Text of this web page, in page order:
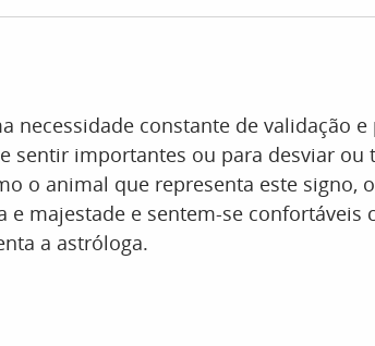
necessidade constante de validação
sentir importantes ou para desviar ou
o animal que representa este signo,
e majestade e sentem-se confortáveis
a astróloga.